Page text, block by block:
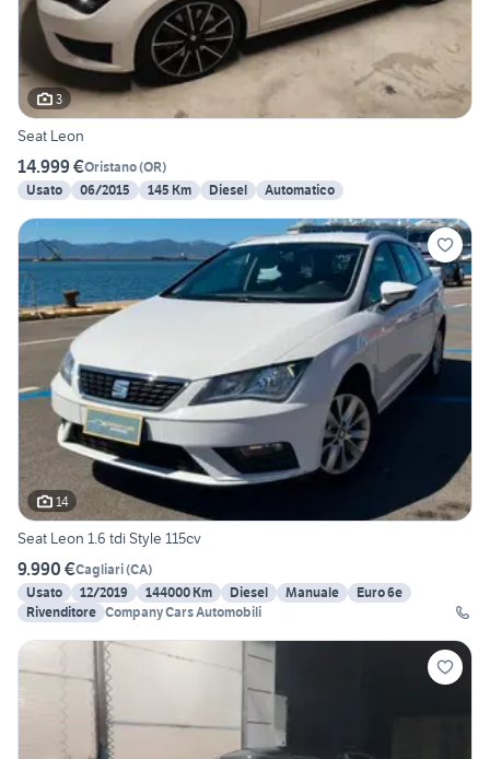
3
Seat Leon
14.999 €Oristano(OR)
Usato
06/2015 145 Km Diesel Automatico
14
Seat Leon 1.6 tdi Style 115cv
9.990 €Cagliari(CA)
Usato
12/2019 144000 Km Diesel Manuale
Euro 6e
Rivenditore Company Cars Automobili